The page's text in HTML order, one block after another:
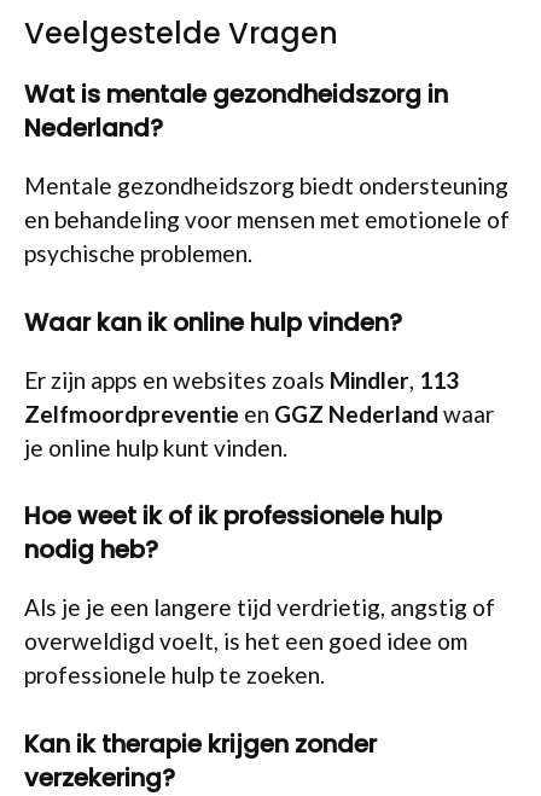
Veelgestelde Vragen
Wat is mentale gezondheidszorg in
Nederland?
Mentale gezondheidszorg biedt ondersteuning
en behandeling voor mensen met emotionele of
psychische problemen.
Waar kan ik online hulp vinden?
Er zijn apps en websites zoals Mindler 113
Zelfmoordpreventie en GGZ Nederland waar
je online hulp kunt vinden.
Hoe weet ik of ik professionele hulp
nodig heb?
Als je je een langere tijd verdrietig, angstig of
overweldigd voelt, is het een goed idee om
professionele hulp te zoeken.
Kan ik therapie krijgen zonder
verzekering?